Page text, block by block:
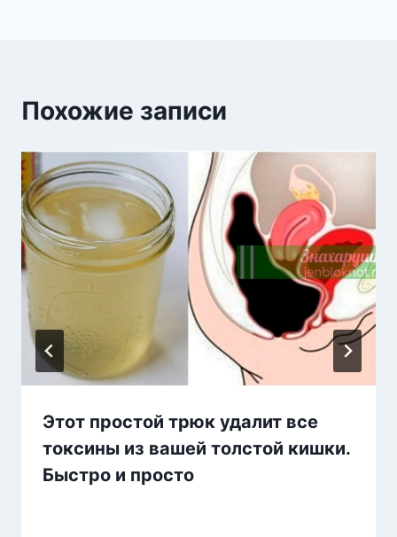
Похожие записи
Этот простой трюк удалит все
токсины из вашей толстой кишки.
Быстро и просто